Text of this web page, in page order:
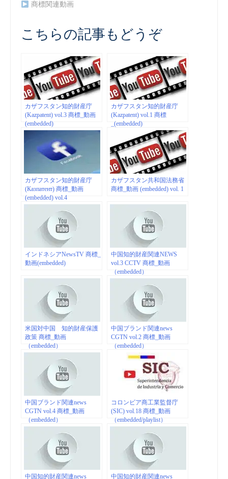
商標関連動画
こちらの記事もどうぞ
カザフスタン知的財産庁
(Kazpatent) vol.3 商標_動画
(embedded)
カザフスタン知的財産庁
(Kazpatent) vol.1 商標
_(embedded)
カザフスタン知的財産庁
(Казпатент) 商標_動画
(embedded) vol.4
カザフスタン共和国法務省
商標_動画 (embedded) vol. 1
インドネシアNewsTV 商標_
動画(embedded)
中国知的財産関連NEWS
vol.3 CCTV 商標_動画
（embedded）
米国対中国 知的財産保護
政策 商標_動画
（embedded）
中国ブランド関連news
CGTN vol.2 商標_動画
（embedded）
中国ブランド関連news
CGTN vol.4 商標_動画
（embedded）
コロンビア商工業監督庁
(SIC) vol.18 商標_動画
（embedded/playlist）
中国知的財産関連news 中国知的財産関連news